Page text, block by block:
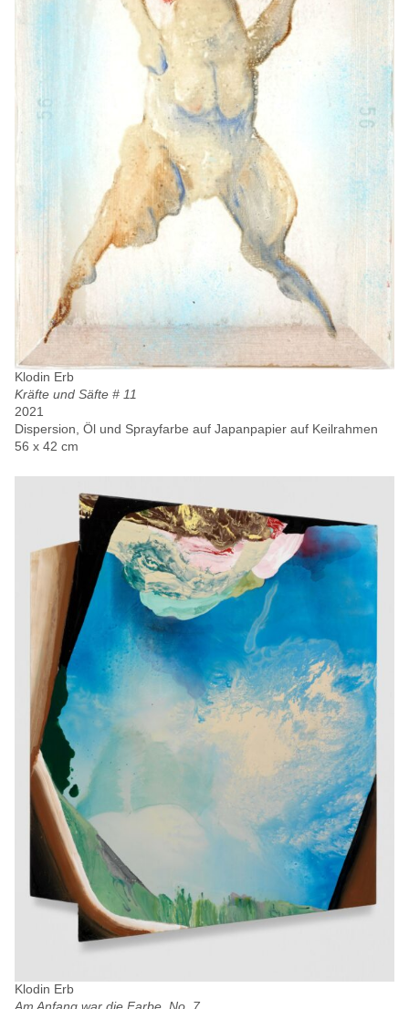
Klodin Erb
Kräfte und Säfte # 11
2021
Dispersion, Öl und Sprayfarbe auf Japanpapier auf Keilrahmen
56 x 42 cm
Klodin Erb